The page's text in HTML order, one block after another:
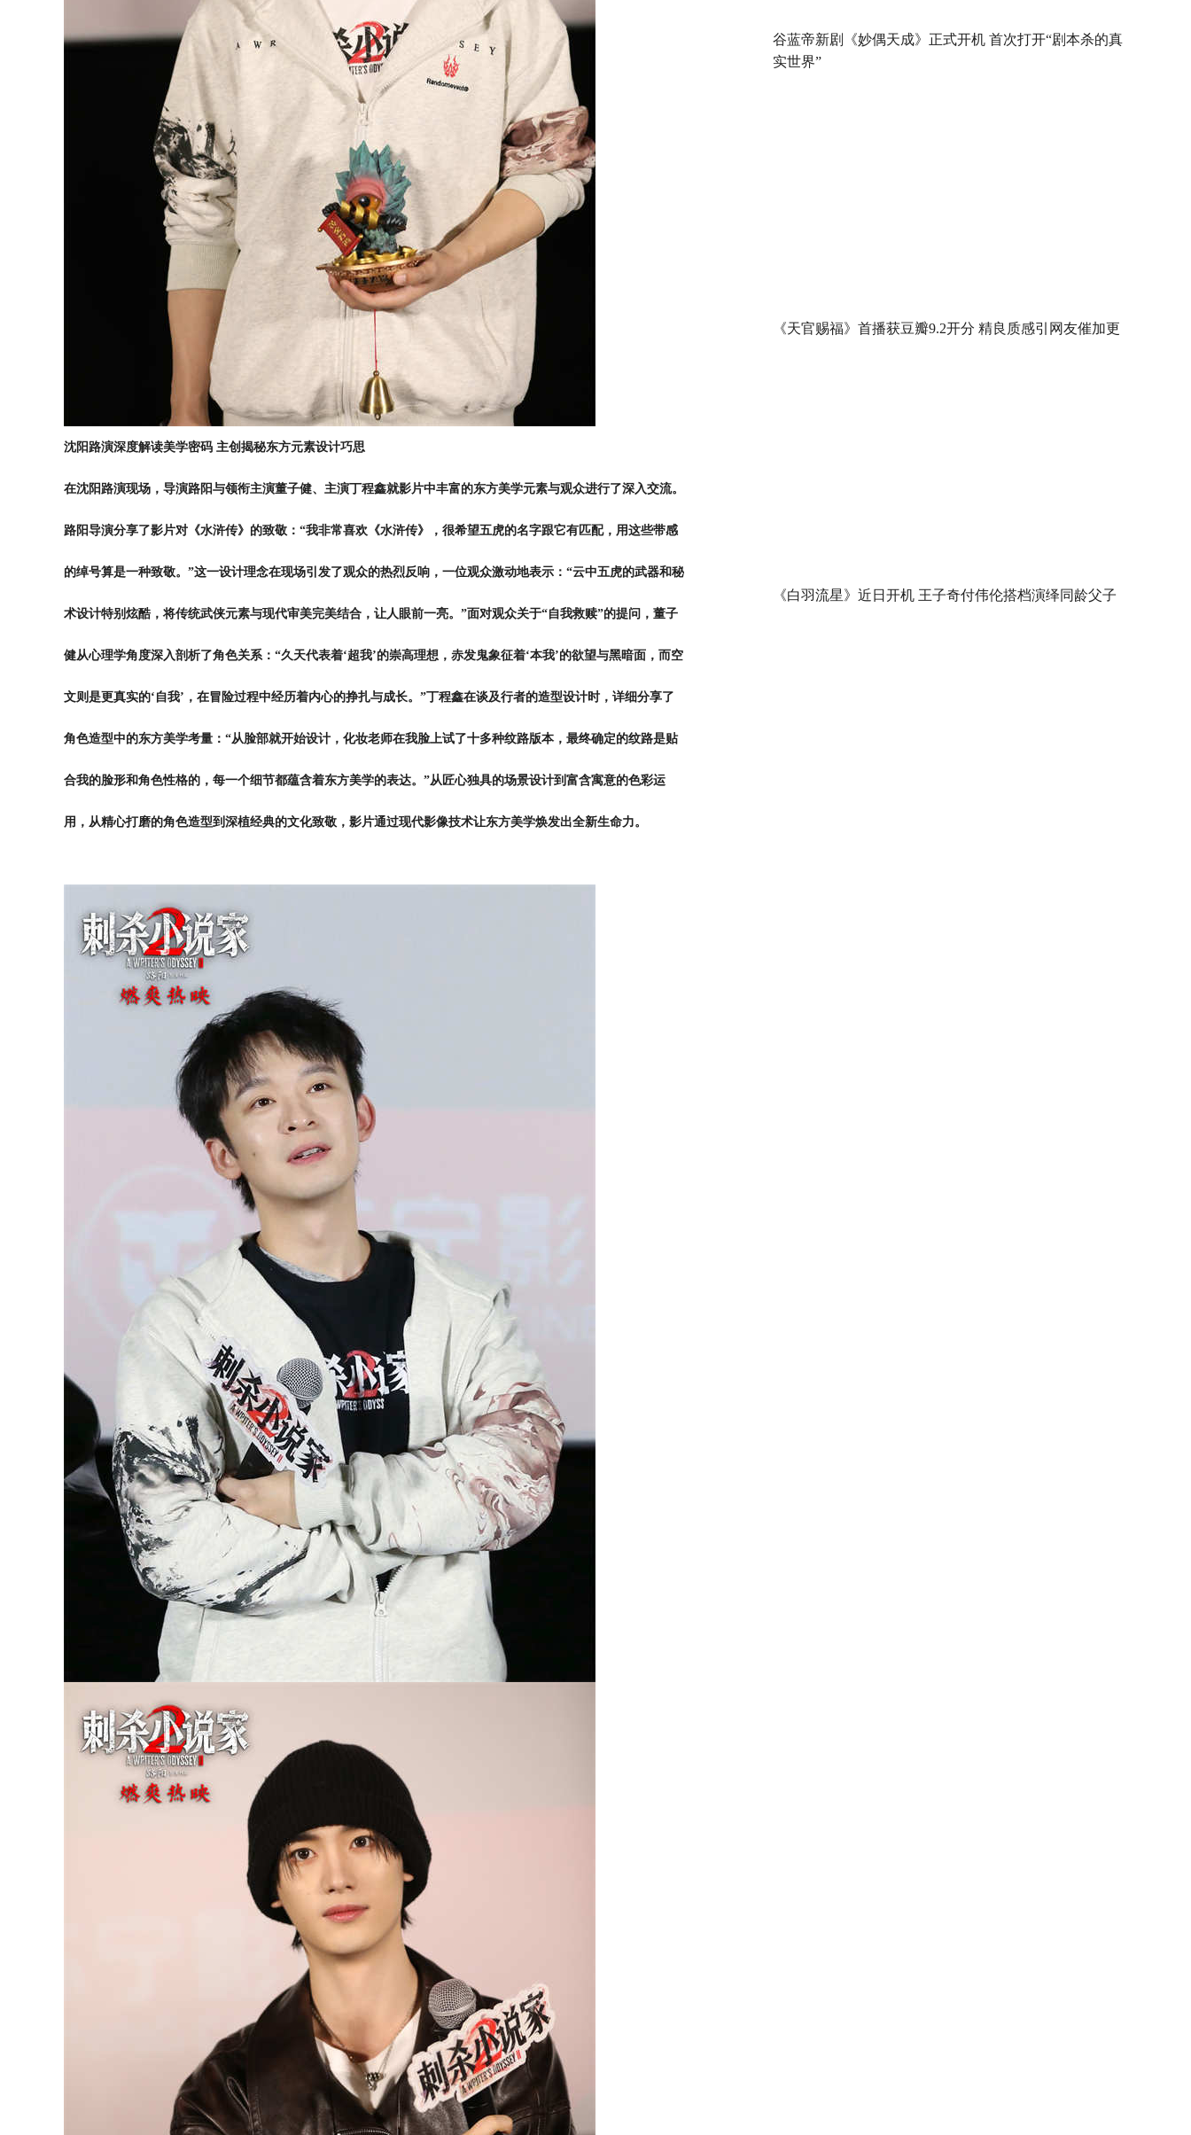
沈阳路演深度解读美学密码 主创揭秘东方元素设计巧思
在沈阳路演现场 ，导演路阳与领衔主演董子健、主演丁程鑫就影片中丰富的东方美学元素与观众进行了深入交流。
路阳导演分享了影片对《水浒传》的致敬：“我非常喜欢《水浒传》，很希望五虎的名字跟它有匹配，用这些带感
的绰号算是一种致敬。”这一设计理念在现场引发了观众的热烈反响，一位观众激动地表示：“云中五虎的武器和秘
术设计特别炫酷，将传统武侠元素与现代审美完美结合，让人眼前一亮。”面对观众关于“自我救赎”的提问，董子
健从心理学角度深入剖析了角色关系：“久天代表着‘超我’的崇高理想，赤发鬼象征着‘本我’的欲望与黑暗面，而空
文则是更真实的‘自我’，在冒险过程中经历着内心的挣扎与成长。”丁程鑫在谈及行者的造型设计时，详细分享了
角色造型中的东方美学考量：“从脸部就开始设计，化妆老师在我脸上试了十多种纹路版本，最终确定的纹路是贴
合我的脸形和角色性格的，每一个细节都蕴含着东方美学的表达。 ”从匠心独具的场景设计到富含寓意的色彩运
用，从精心打磨的角色造型到深植经典的文化致敬，影片通过现代影像技术让东方美学焕发出全新生命力。
谷蓝帝新剧《妙偶天成》正式开机 首次打开“剧本杀的真
实世界”
《天官赐福》首播获豆瓣9.2开分 精良质感引网友催加更
《白羽流星》近日开机 王子奇付伟伦搭档演绎同龄父子